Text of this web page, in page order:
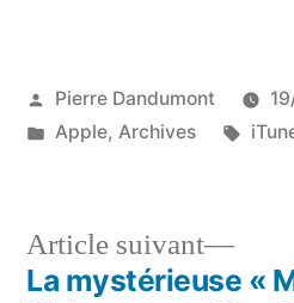
Publié
par
Pierre Dandumont
Publié
Apple, Archives
Article suivant
La mystérieuse «